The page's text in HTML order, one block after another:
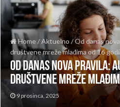
Home/Aktuelno /Od danas
društvene mreže mlađima od 16
Od danas nova
društvene mreže
9 prosinca, 2025